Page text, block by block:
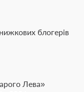
блогерів
Лева»